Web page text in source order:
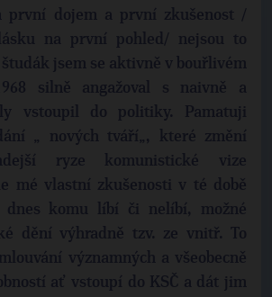
první dojem a první zkušenost /
na první pohled/ nejsou to
jsem se aktivně v bouřlivém
silně angažoval s naivně a
vstoupil do politiky. Pamatuji
„ nových tváří„, které změní
ryze komunistické vize
mé vlastní zkušenosti v té době
komu líbí či nelíbí, možné
dění výhradně tzv. ze vnitř. To
významných a všeobecně
ať vstoupí do KSČ a dát jim